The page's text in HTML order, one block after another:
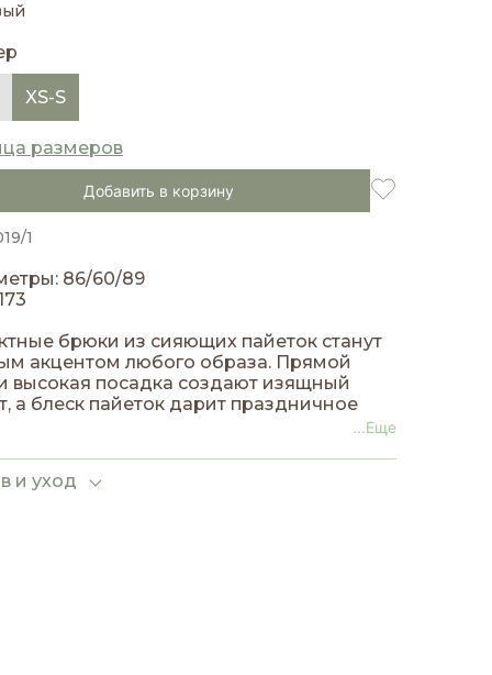
XS-S
размеров
Добавить в корзину
1
86/60/89
брюки из сияющих пайеток станут
акцентом любого образа. Прямой
высокая посадка создают изящный
а блеск пайеток дарит праздничное
...Еще
и уход